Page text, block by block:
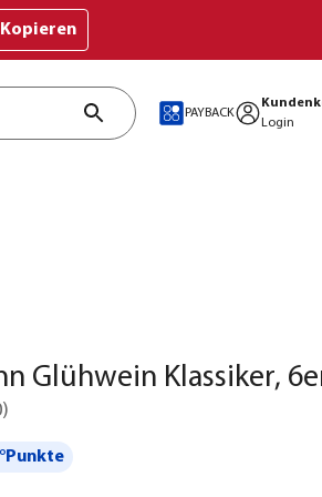
Kopieren
PAYBACK
Login
Glühwein Klassiker,
)